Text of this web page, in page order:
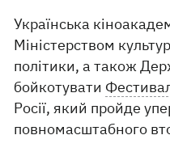
Українська
Міністерством
політики, а також
бойкотувати
Росії, який пройде
повномасштабного